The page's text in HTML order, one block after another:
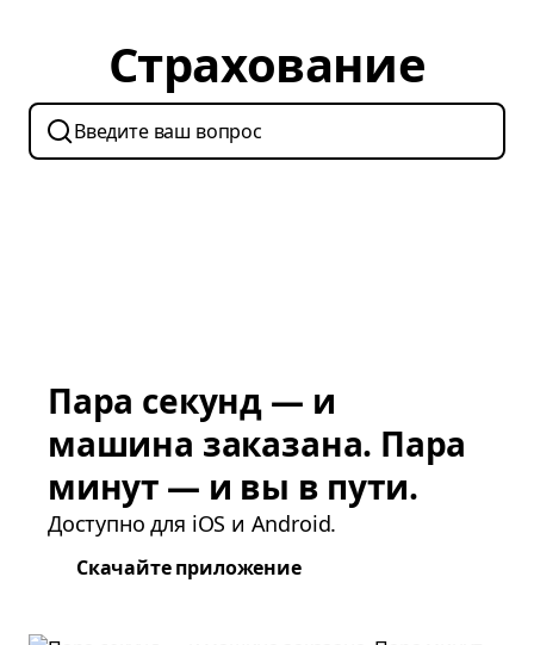
Страхование
Пара секунд — и
машина заказана. Пара
минут — и вы в пути.
Доступно для iOS и Android.
Скачайте приложение